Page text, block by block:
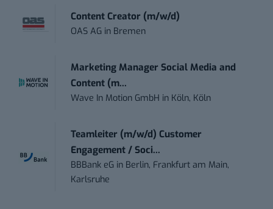
Content Creator (m/w/d)
OAS AG in Bremen
Marketing Manager Social Media and
Content (m...
Wave In Motion GmbH in Köln, Köln
Teamleiter (m/w/d) Customer
Engagement / Soci...
BBBank eG in Berlin, Frankfurt am Main,
Karlsruhe